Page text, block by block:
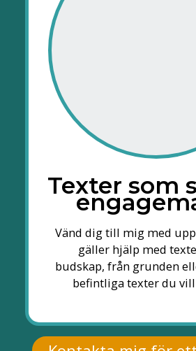
Texter som
Vänd dig till mig med
gäller hjälp med
budskap, från grunden
befintliga texter du vill